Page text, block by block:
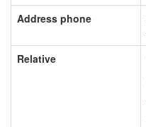
Address phone
Relative